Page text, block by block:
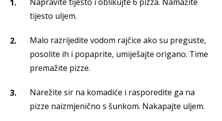
tijesto uljem.
Malo razrijedite vodom rajčice ako su preguste,
posolite ih i popaprite, umiješajte origano. Time
premažite pizze.
Narežite sir na komadiće i rasporedite ga na
pizze naizmjenično s šunkom. Nakapajte uljem.